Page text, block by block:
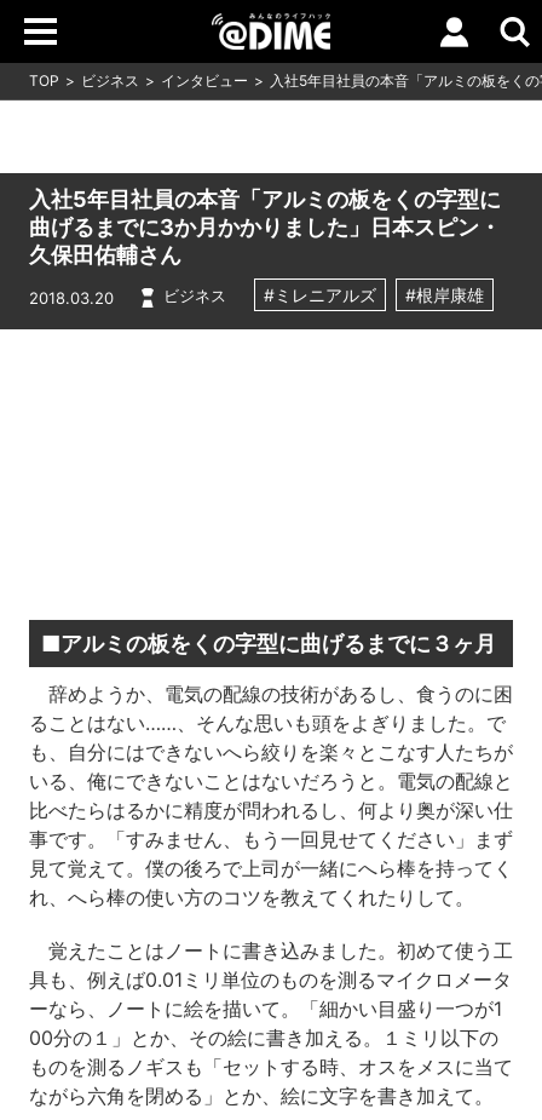
TOP ビジネス インタビュー 入社5年目社員の本音「アルミの板をく
入社5年目社員の本音「アルミの板をくの字型に
曲げるまでに3か月かかりました」日本スピン・
久保田佑輔さん
2018.03.20 ビジネス #ミレニアルズ #根岸康雄
■アルミの板をくの字型に曲げるまでに３ヶ月
辞めようか、電気の配線の技術があるし、食うのに困
ることはない……、そんな思いも頭をよぎりました。で
も、自分にはできないへら絞りを楽々とこなす人たちが
いる、俺にできないことはないだろうと。電気の配線と
比べたらはるかに精度が問われるし、何より奥が深い仕
事です。「すみません、もう一回見せてください」まず
見て覚えて。僕の後ろで上司が一緒にへら棒を持ってく
れ、へら棒の使い方のコツを教えてくれたりして。
覚えたことはノートに書き込みました。初めて使う工
具も、例えば0.01ミリ単位のものを測るマイクロメータ
ーなら、ノートに絵を描いて。「細かい目盛り一つが1
00分の１」とか、その絵に書き加える。１ミリ以下の
ものを測るノギスも「セットする時、オスをメスに当て
ながら六角を閉める」とか、絵に文字を書き加えて。